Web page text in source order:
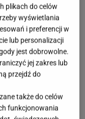
będzie sprzyjać
- Sinsay
o jesiennym
kojarzy się z tym
plikach do celów
wyświetlania
i preferencji w
lub personalizacji
jest dobrowolne.
jej zakres lub
przejdź do
także do celów
funkcjonowania